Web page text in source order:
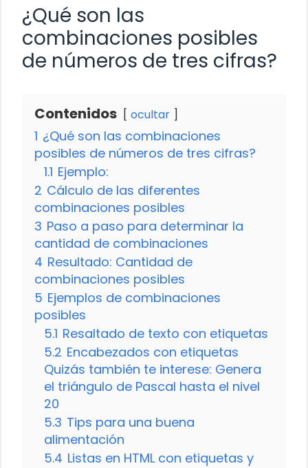
¿Qué son las
combinaciones posibles
de números de tres cifras?
Contenidos ocultar
1 ¿Qué son las combinaciones
posibles de números de tres cifras?
1.1 Ejemplo:
2 Cálculo de las diferentes
combinaciones posibles
3 Paso a paso para determinar la
cantidad de combinaciones
4 Resultado: Cantidad de
combinaciones posibles
5 Ejemplos de combinaciones
posibles
5.1 Resaltado de texto con etiquetas
5.2 Encabezados con etiquetas
Quizás también te interese: Genera
el triángulo de Pascal hasta el nivel
20
5.3 Tips para una buena
alimentación
5.4 Listas en HTML con etiquetas y